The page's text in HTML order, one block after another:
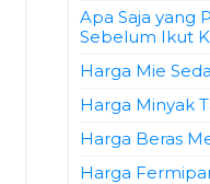
Apa Saja yang
Sebelum Ikut
Harga Mie
Harga Minyak
Harga Beras
Harga